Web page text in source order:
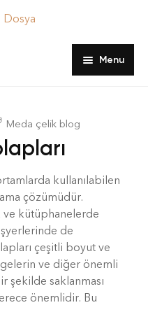
Menu
Meda çelik blog
kullanılabilen
çözümüdür.
kütüphanelerde
de
çeşitli boyut ve
ve diğer önemli
şekilde saklanması
önemlidir. Bu